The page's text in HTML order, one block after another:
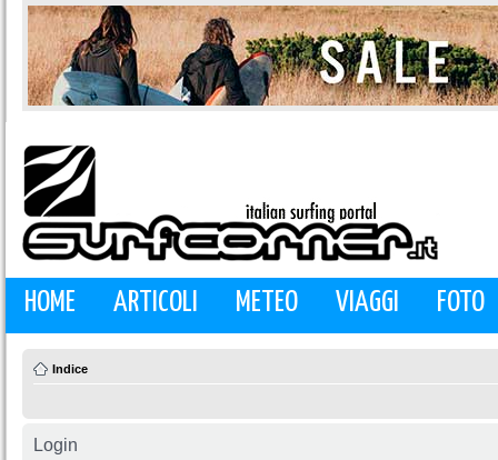
HOME ARTICOLI METEO VIAGGI FOTO
Indice
Login